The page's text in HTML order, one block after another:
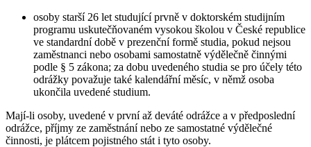
osoby starší 26 let studující prvně v doktorském studijním
programu uskutečňovaném vysokou školou v České republice
ve standardní době v prezenční formě studia, pokud nejsou
zaměstnanci nebo osobami samostatně výdělečně činnými
podle § 5 zákona; za dobu uvedeného studia se pro účely této
odrážky považuje také kalendářní měsíc, v němž osoba
ukončila uvedené studium.
Mají-li osoby, uvedené v první až deváté odrážce a v předposlední
odrážce, příjmy ze zaměstnání nebo ze samostatné výdělečné
činnosti, je plátcem pojistného stát i tyto osoby.